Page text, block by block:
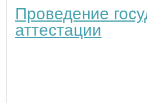
Проведение
аттестации